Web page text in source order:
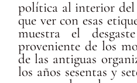
política al interior del
que ver con esas
muestra el
proveniente de los
de las antiguas
los años sesentas y